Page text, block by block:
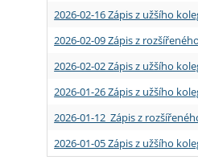
2026-02-16 Zápis z užšího
2026-02-09 Zápis z
2026-02-02 Zápis z užšího
2026-01-26 Zápis z užšího
2026-01-12 Zápis z
2026-01-05 Zápis z užšího